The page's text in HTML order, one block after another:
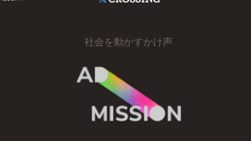
社会を動かすかけ声